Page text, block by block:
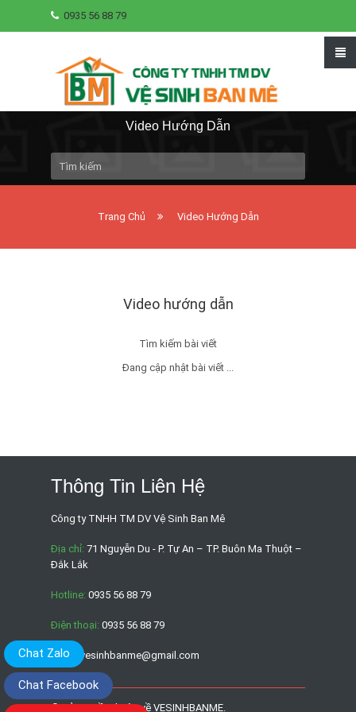
0935 56 88 79
Video Hướng Dẫn
Trang Chủ Video Hướng Dẫn
Video hướng dẫn
Tìm kiếm bài viết
Đang cập nhật bài viết ...
Thông Tin Liên Hệ
Công ty TNHH TM DV Vệ Sinh Ban Mê
Địa chỉ: 71 Nguyễn Du - P. Tự An – TP. Buôn Ma Thuột –
Đắk Lắk
Hotline: 0935 56 88 79
Điện thoại: 0935 56 88 79
Email: vesinhbanme@gmail.com
© Bản quyền thuộc về VESINHBANME.
Chat Zalo
Chat Facebook